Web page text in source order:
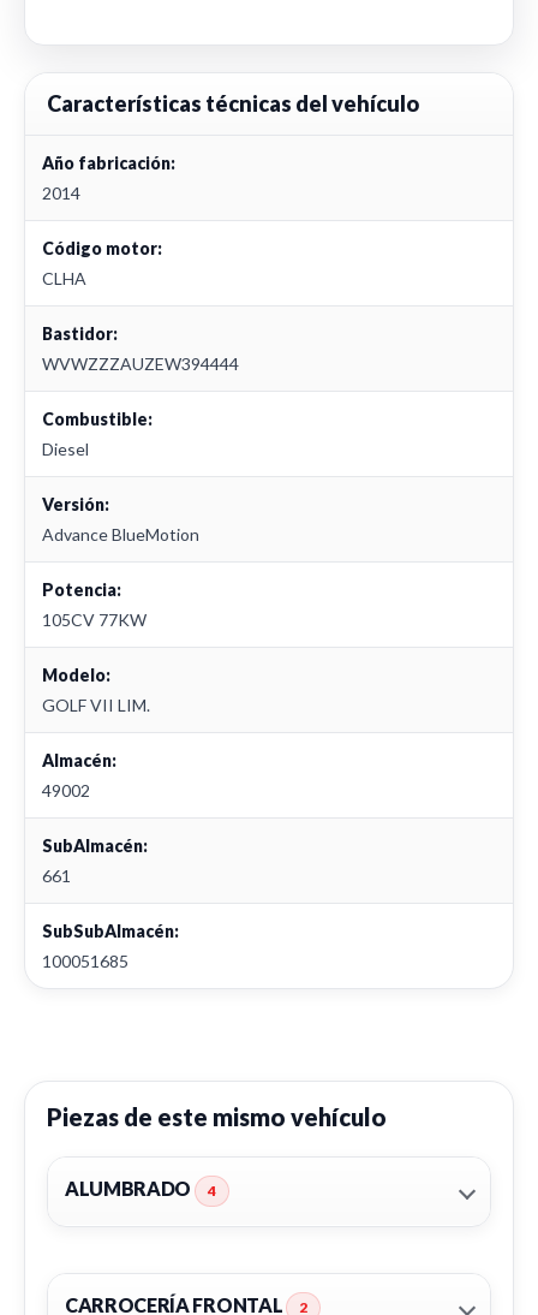
Características técnicas del vehículo
Año fabricación:
2014
Código motor:
CLHA
Bastidor:
WVWZZZAUZEW394444
Combustible:
Diesel
Versión:
Advance BlueMotion
Potencia:
105CV 77KW
Modelo:
GOLF VII LIM.
Almacén:
49002
SubAlmacén:
661
SubSubAlmacén:
100051685
Piezas de este mismo vehículo
ALUMBRADO 4
CARROCERÍA FRONTAL 2